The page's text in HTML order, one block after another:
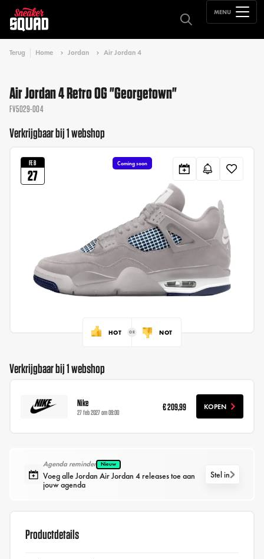
MENU
Terug Home Jordan Air Jordan 4
Air Jordan 4 Retro OG "Georgetown"
FV5029-004
Verkrijgbaar bij 1 webshop
FEB
27
Coming soon
HOT NOT
Verkrijgbaar bij 1 webshop
Nike
27 feb 2027 om 09:00
€ 209,99 KOPEN
Agenda reminder Nieuw
Voeg alle Jordan Air Jordan 4 releases toe aan
jouw agenda
Stel in
Productdetails